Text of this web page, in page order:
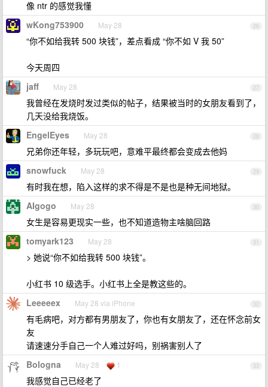
像 ntr 的感觉我懂
26
wKong753900 May 28
“你不如给我转 500 块钱”，差点看成 “你不如 V 我 50”
今天周四
27
jaff May 28
我曾经在发烧时发过类似的帖子，结果被当时的女朋友看到了，
几天没给我烧饭。
28
EngelEyes May 28
兄弟你还年轻，多玩玩吧，意难平最终都会变成去他妈
29
snowfuck May 28
有时我在想，陷入这样的求不得是不是也是种无间地狱。
30
AIgogo May 28
女生是容易更现实一些，也不知道造物主啥脑回路
31
tomyark123 May 28
> 她说“你不如给我转 500 块钱”。
小红书 10 级选手。小红书上全是教这些的。
32
Leeeeex May 28 via iPhone
有毛病吧，对方都有男朋友了，你也有女朋友了，还在怀念前女
友
请速速分手自己一个人难过好吗，别祸害别人了
33
Bologna May 28 1
我感觉自己已经老了